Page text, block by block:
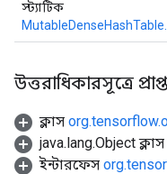
স্ট্যাটিক
উত্তরাধিকারসূত্রে
ক্লাস
java.lang.Object
ইন্টারফেস